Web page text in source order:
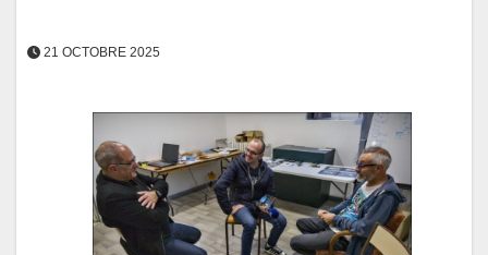
21 OCTOBRE 2025